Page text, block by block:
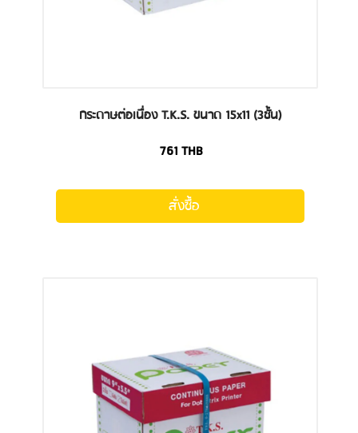
กระดาษต่อเนื่อง T.K.S. ขนาด 15x11 (3ชั้น)
761 THB
สั่งซื้อ